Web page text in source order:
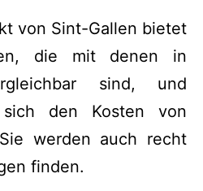
von Sint-Gallen bietet
die mit denen in
sind, und
den Kosten von
werden auch recht
finden.